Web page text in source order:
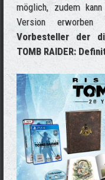
möglich, zudem
Version erworben
Vorbesteller der
TOMB RAIDER: